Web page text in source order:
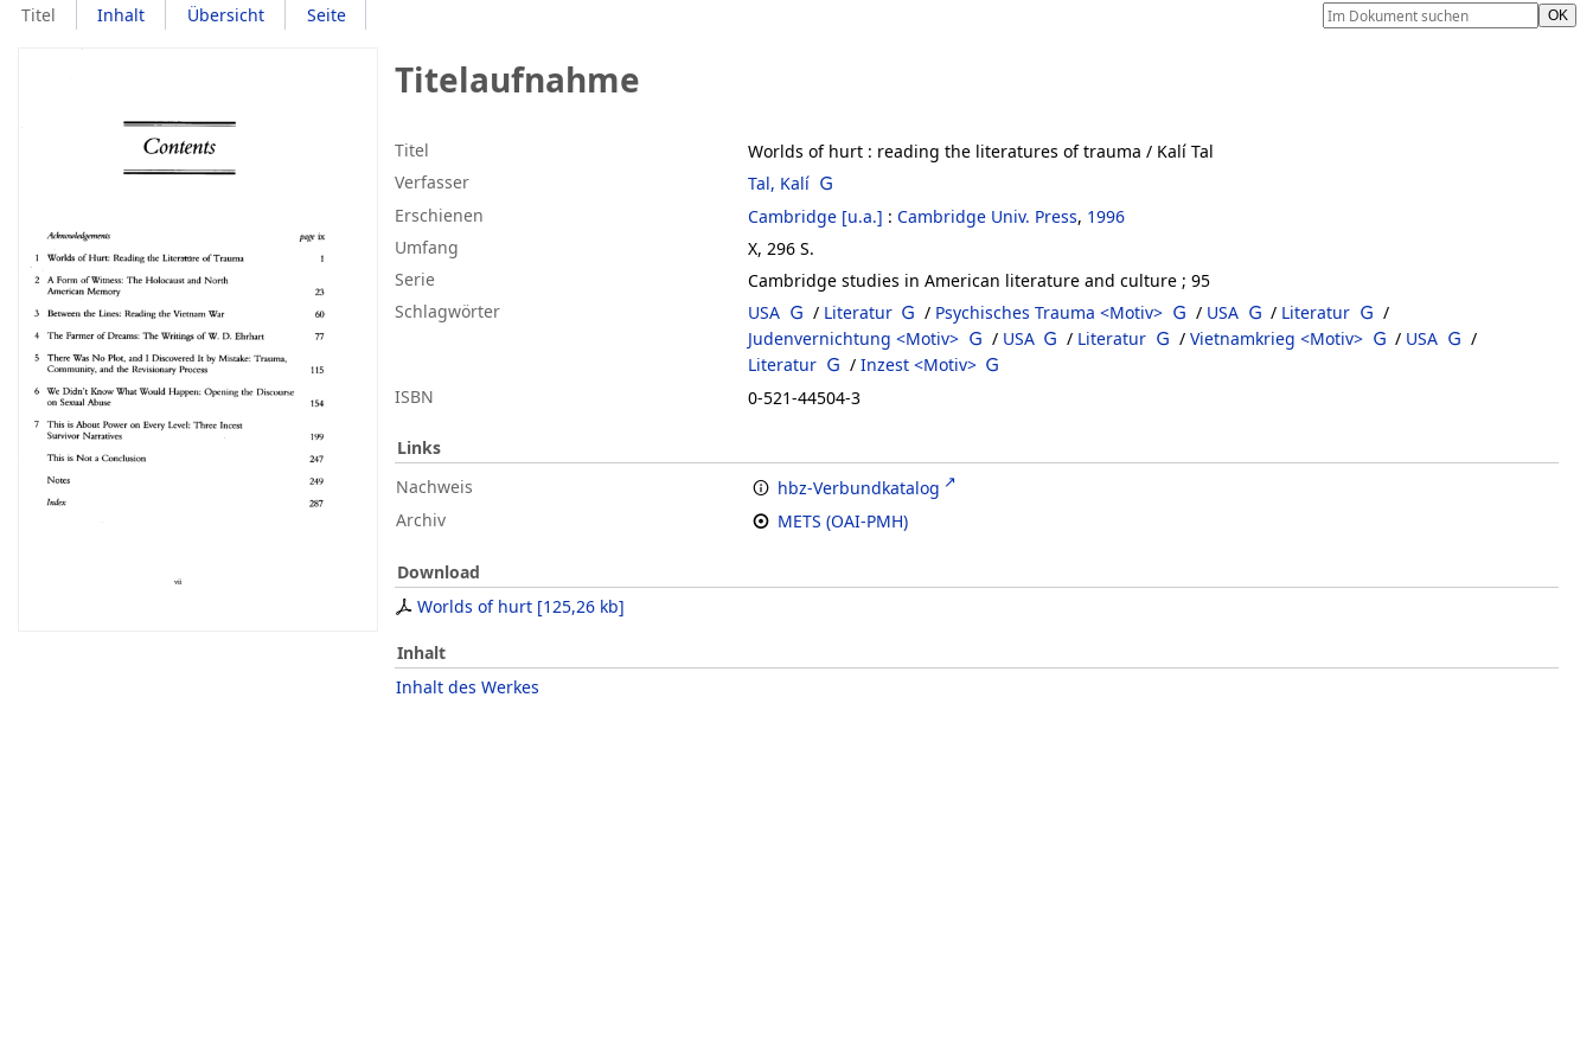
Titel Inhalt Übersicht Seite
Titelaufnahme
Titel Worlds of hurt : reading the literatures of trauma / Kalí Tal
Verfasser
Tal, Kalí
Erschienen
Cambridge [u.a.] : Cambridge Univ. Press, 1996
Umfang
X, 296 S.
Serie
Cambridge studies in American literature and culture ; 95
Schlagwörter
USA / Literatur / Psychisches Trauma <Motiv> / USA / Literatur
/
Judenvernichtung <Motiv>
/ USA / Literatur / Vietnamkrieg <Motiv> / USA
/
Literatur
/ Inzest <Motiv>
ISBN
0-521-44504-3
Links
Nachweis
hbz-Verbundkatalog
Archiv
METS (OAI-PMH)
Download
Worlds of hurt [125,26 kb]
Inhalt
Inhalt des Werkes